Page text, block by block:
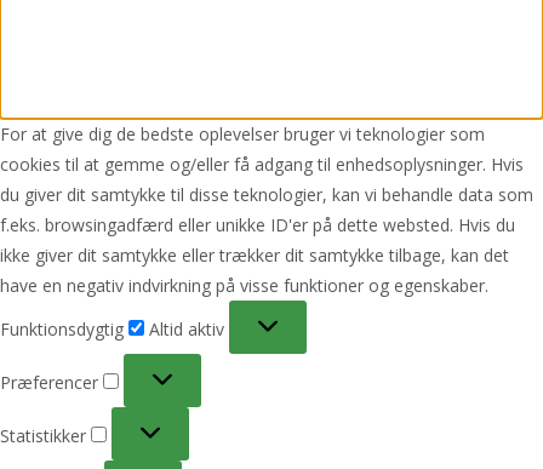
For at give dig de bedste oplevelser bruger vi teknologier som
cookies til at gemme og/eller få adgang til enhedsoplysninger. Hvis
du giver dit samtykke til disse teknologier, kan vi behandle data som
f.eks. browsingadfærd eller unikke ID'er på dette websted. Hvis du
ikke giver dit samtykke eller trækker dit samtykke tilbage, kan det
have en negativ indvirkning på visse funktioner og egenskaber.
Funktionsdygtig
Altid aktiv
Præferencer
Statistikker